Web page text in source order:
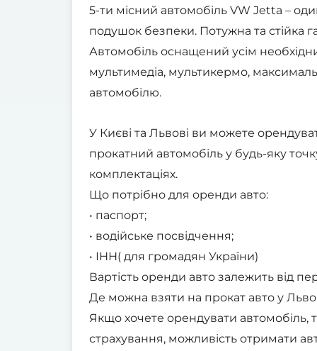
5-ти місний автомобіль VW Jetta –
подушок безпеки. Потужна та стійка
Автомобіль оснащений усім
мультимедіа, мультикермо,
автомобілю.
У Києві та Львові ви можете
прокатний автомобіль у будь-яку
комплектаціях.
Що потрібно для оренди авто:
• паспорт;
• водійське посвідчення;
• ІНН( для громадян України)
Вартість оренди авто залежить від
Де можна взяти на прокат авто у
Якщо хочете орендувати автомобіль,
страхування, можливість отримати